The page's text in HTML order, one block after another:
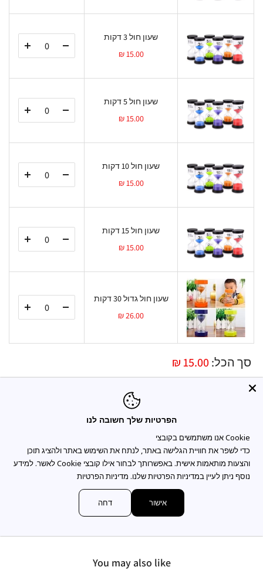
שעון חול 3 דקות
15.00 ₪
שעון חול 5 דקות
15.00 ₪
שעון חול 10 דקות
15.00 ₪
שעון חול 15 דקות
15.00 ₪
שעון חול גדול 30 דקות
26.00 ₪
סך הכל:15.00 ₪
הוסף להזמנה
קטגוריות:מדע ולמידה
You may also like
הפרטיות שלך חשובה לנו
כדי לשפר את חוויית הגלישה באתר, לנתח את השימוש באתר ולהציג תוכן
והצעות מותאמות אישית. באפשרותך לבחור אילו קובצי Cookie לאשר. למידע
נוסף ניתן לעיין במדיניות הפרטיות שלנו. מדיניות הפרטיות
אישור דחה